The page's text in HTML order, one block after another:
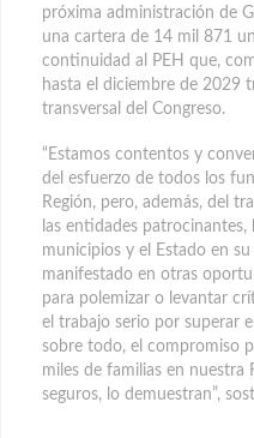
próxima administración de
una cartera de 14 mil 871
continuidad al PEH que,
hasta el diciembre de 2029
transversal del Congreso.
“Estamos contentos y
del esfuerzo de todos los
Región, pero, además, del
las entidades
municipios y el Estado en
manifestado en otras
para polemizar o levantar
el trabajo serio por superar
sobre todo, el compromiso
miles de familias en nuestra
seguros, lo demuestran”,